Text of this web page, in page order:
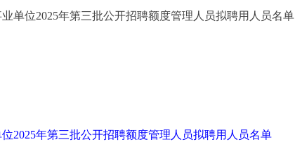
位2025年第三批公开招聘额度管理人员拟聘用人员名单
2025年第三批公开招聘额度管理人员拟聘用人员名单